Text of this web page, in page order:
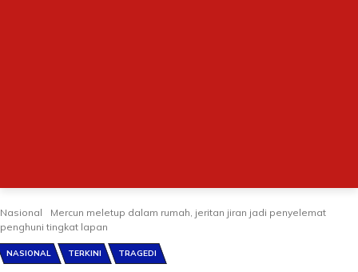
Nasional
Mercun meletup dalam rumah, jeritan jiran jadi penyelemat
penghuni tingkat lapan
NASIONAL TERKINI TRAGEDI